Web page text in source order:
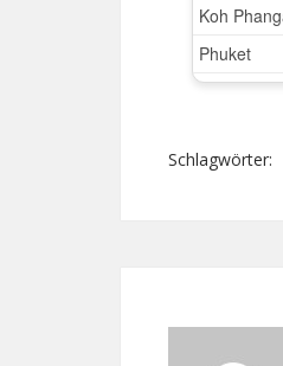
Schlagwörter: